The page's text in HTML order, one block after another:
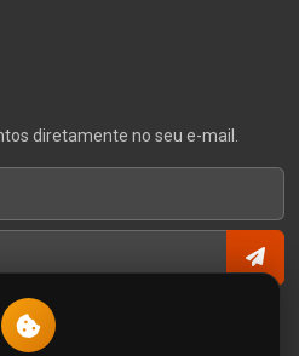
diretamente no seu e-mail.